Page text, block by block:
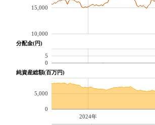
10,000
15,000
分配金(円)
0
5
純資産総額(百万円)
2024年
0
5,000